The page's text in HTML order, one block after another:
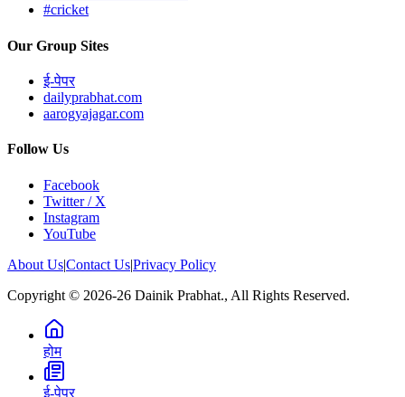
#cricket
Our Group Sites
ई-पेपर
dailyprabhat.com
aarogyajagar.com
Follow Us
Facebook
Twitter / X
Instagram
YouTube
About Us|Contact Us|Privacy Policy
Copyright © 2026-26 Dainik Prabhat., All Rights Reserved.
होम
ई-पेपर